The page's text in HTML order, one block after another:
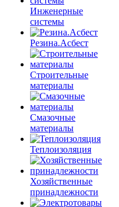
Инженерные
системы
Резина.Асбест
Строительные
материалы
Смазочные
материалы
Теплоизоляция
Хозяйственные
принадлежности